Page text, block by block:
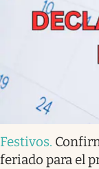
Festivos.
feriado para el